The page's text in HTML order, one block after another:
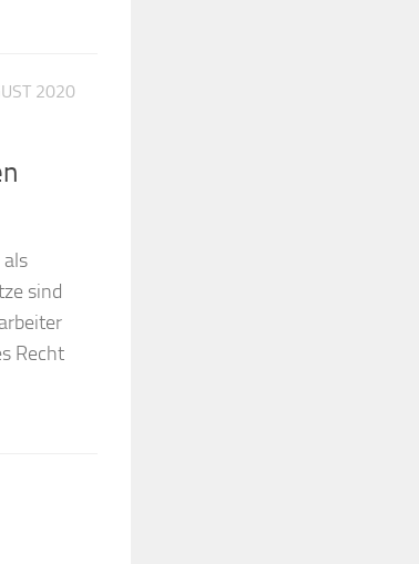
2020
sind
Recht